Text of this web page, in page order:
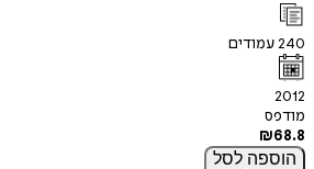
240עמודים
2012
מודפס
₪68.8
הוספה לסל